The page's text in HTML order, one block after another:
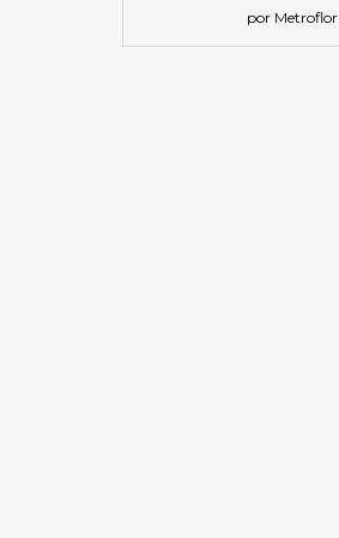
por Metroflor